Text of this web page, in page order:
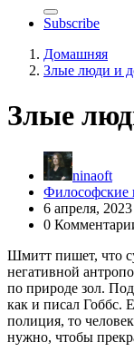
Subscribe
Домашняя
Злые люди и
Злые
ninaoft
Философские
6 апреля, 2023
0
Шмитт пишет, что
негативной
по природе зол.
как и писал Гоббс.
полиция, то
нужно, чтобы